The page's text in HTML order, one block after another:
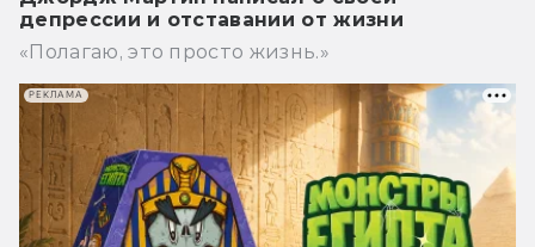
депрессии и отставании от жизни
«Полагаю, это просто жизнь.»
РЕКЛАМА